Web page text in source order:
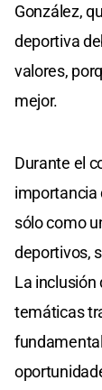
González,
deportiva
valores,
mejor.
Durante el
importancia
sólo como
deportivos,
La
temáticas